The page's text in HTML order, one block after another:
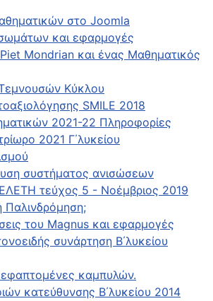
στο Joomla
και εφαρμογές
Mondrian και ένας Μαθηματικός
Κύκλου
SMILE 2018
2021-22 Πληροφορίες
2021 Γ΄λυκείου
συστήματος ανισώσεων
τεύχος 5 - Νοέμβριος 2019
του Magnus και εφαρμογές
συνάρτηση Β΄λυκείου
καμπυλών.
κατεύθυνσης Β΄λυκείου 2014